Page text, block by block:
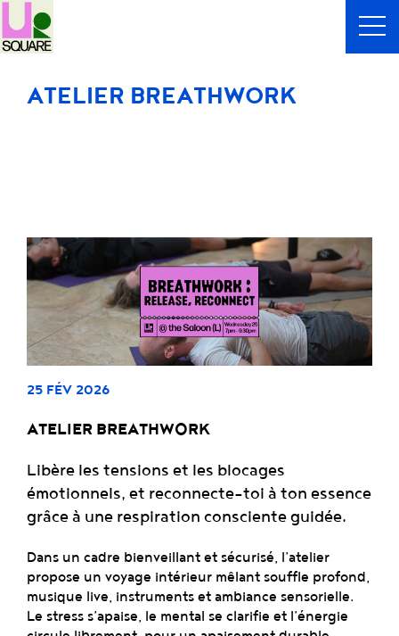
ATELIER BREATHWORK
25 FÉV 2026
ATELIER BREATHWORK
Libère les tensions et les blocages
émotionnels, et reconnecte-toi à ton essence
grâce à une respiration consciente guidée.
Dans un cadre bienveillant et sécurisé, l’atelier
propose un voyage intérieur mêlant souffle profond,
musique live, instruments et ambiance sensorielle.
Le stress s’apaise, le mental se clarifie et l’énergie